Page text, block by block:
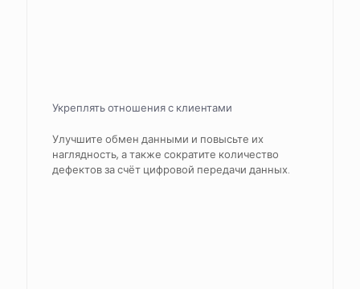
Укреплять отношения с клиентами
Улучшите обмен данными и повысьте их
наглядность, а также сократите количество
дефектов за счёт цифровой передачи данных.